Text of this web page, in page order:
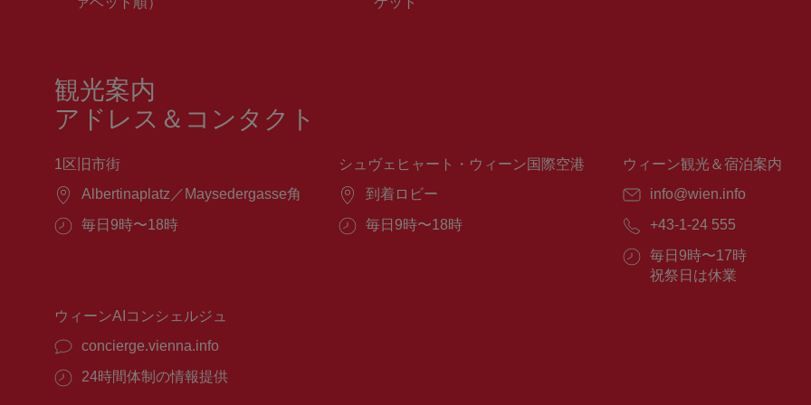
観光案内
アドレス＆コンタクト
1区旧市街
場
Albertinaplatz／Maysedergasse角
営
毎日9時〜18時
シュヴェヒャート・ウィーン国際空港
場
到着ロビー
営
毎日9時〜18時
ウィーン観光＆宿泊案内
E
ー
ル：
info@wien.info
電
番
号：
+43-1-24 555
営
業
毎日9時〜17時
祝祭日は休業
ウィーンAIコンシェルジュ
concierge.vienna.info
24時間体制の情報提供